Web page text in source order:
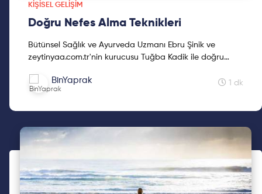
KIŞISEL GELIŞIM
Doğru Nefes Alma Teknikleri
Bütünsel Sağlık ve Ayurveda Uzmanı Ebru Şinik ve
zeytinyaa.com.tr'nin kurucusu Tuğba Kadik ile doğru
üzerimizdeki e...
BinYaprak 1 dk